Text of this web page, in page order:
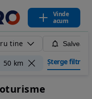
Vinde
acum
tine
50 km Șterge filtrele